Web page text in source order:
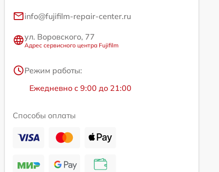
info@fujifilm-repair-center.ru
ул. Воровского, 77
Адрес сервисного центра Fujifilm
Режим работы:
Ежедневно с 9:00 до 21:00
Способы оплаты